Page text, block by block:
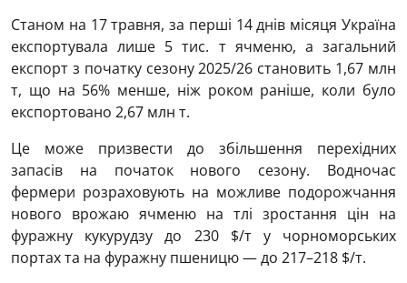
Станом на 17 травня, за перші 14 днів місяця Україна
експортувала лише 5 тис. т ячменю, а загальний
експорт з початку сезону 2025/26 становить 1,67 млн
т, що на 56% менше, ніж роком раніше, коли було
експортовано 2,67 млн т.
Це може призвести до збільшення перехідних
запасів на початок нового сезону. Водночас
фермери розраховують на можливе подорожчання
нового врожаю ячменю на тлі зростання цін на
фуражну кукурудзу до 230 $/т у чорноморських
портах та на фуражну пшеницю — до 217–218 $/т.